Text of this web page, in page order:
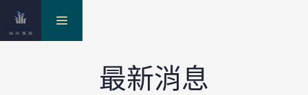
toggle
navigation最新消息